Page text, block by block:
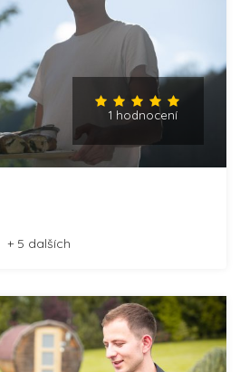
1 hodnocení
+ 5 dalších